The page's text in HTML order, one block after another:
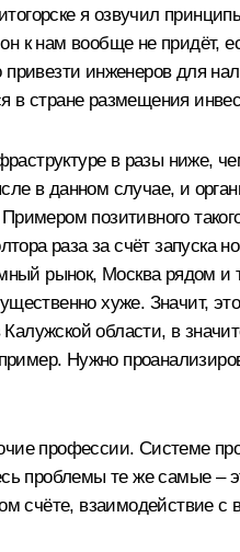
я озвучил
к нам вообще не придёт,
инженеров для
в стране размещения
в разы ниже,
в данном случае, и
позитивного
раза за счёт запуска
рынок, Москва рядом и
хуже. Значит,
области, в
Нужно
профессии. Системе
проблемы те же самые –
счёте, взаимодействие с